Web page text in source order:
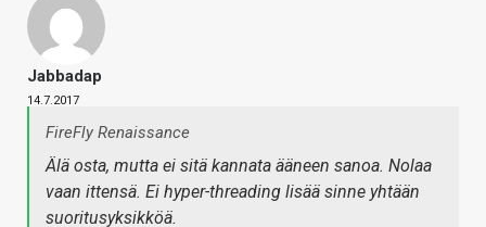
Jabbadap
14.7.2017
FireFly Renaissance
Älä osta, mutta ei sitä kannata ääneen sanoa. Nolaa
vaan ittensä. Ei hyper-threading lisää sinne yhtään
suoritusyksikköä.